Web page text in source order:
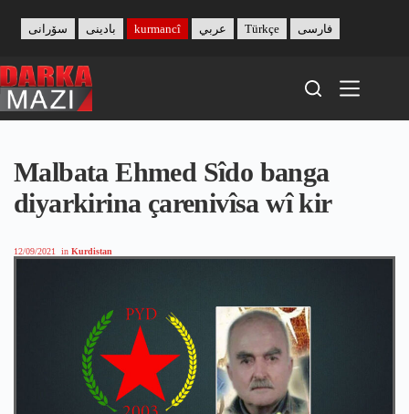
content
بادینی سۆرانی kurmancî عربي Türkçe فارسی
Malbata Ehmed Sîdo banga
diyarkirina çarenivîsa wî kir
12/09/2021 in Kurdistan